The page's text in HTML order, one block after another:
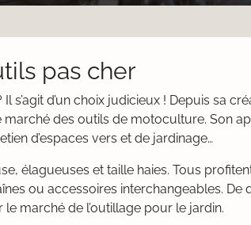
pas cher
d’un choix judicieux ! Depuis sa
marché des outils de motoculture. Son
d’espaces vers et de jardinage…
élagueuses et taille haies. Tous
ou accessoires interchangeables. De
marché de l’outillage pour le jardin.